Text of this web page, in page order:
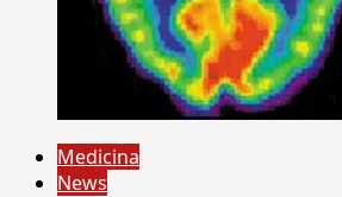
Medicina
News